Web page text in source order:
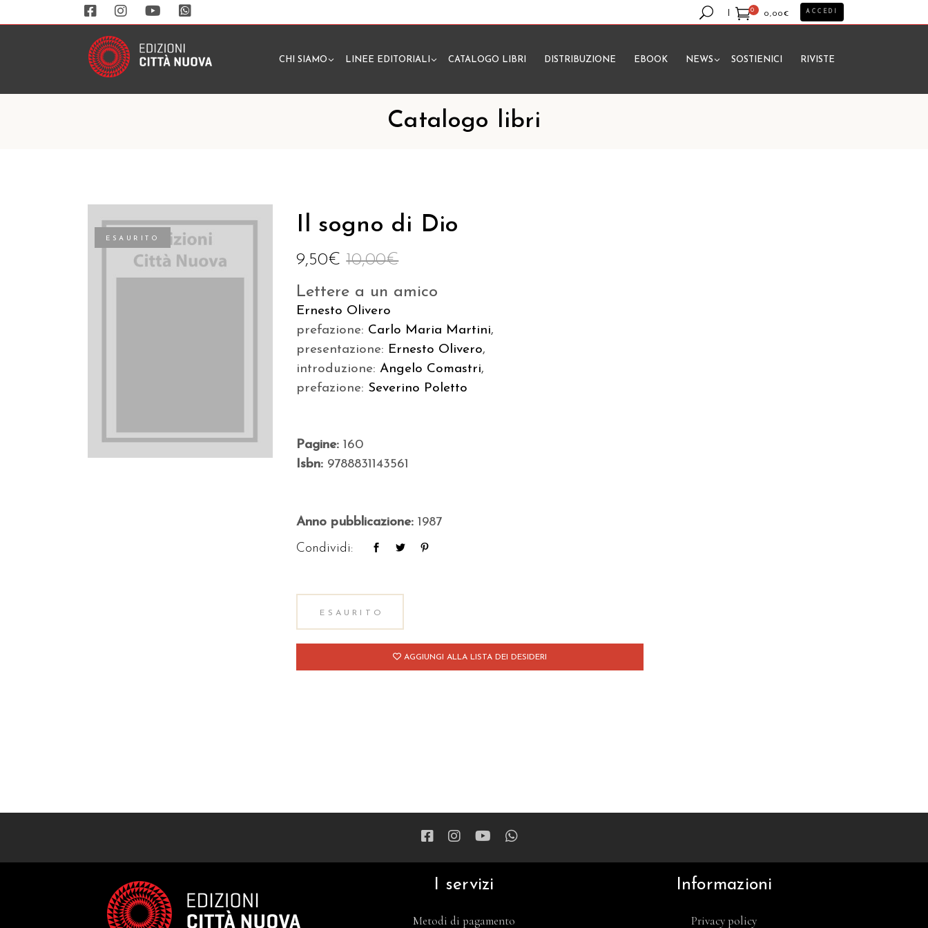
0
0,00€
Nessun prodotto nel carrello.
ACCEDI
CHI SIAMO LINEE EDITORIALI CATALOGO LIBRI DISTRIBUZIONE EBOOK NEWS SOSTIENICI RIVISTE
Catalogo libri
ESAURITO
Il sogno di Dio
10,00€
9,50€
Lettere a un amico
Ernesto Olivero
prefazione: Carlo Maria Martini,
presentazione: Ernesto Olivero,
introduzione:Angelo Comastri,
prefazione: Severino Poletto
Pagine:160
Isbn: 9788831143561
Anno pubblicazione:1987
Condividi:
ESAURITO
AGGIUNGI ALLA LISTA DEI DESIDERI
I servizi
Metodi di pagamento
Informazioni
Privacy policy